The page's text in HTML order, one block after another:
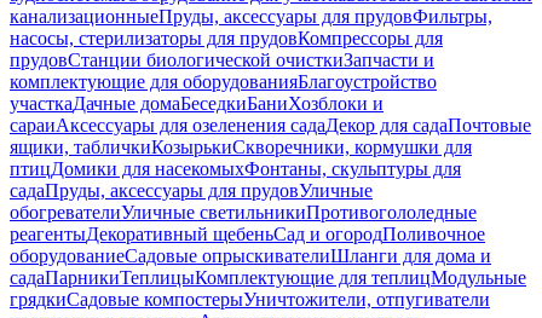
канализационныеПруды, аксессуары для прудовФильтры,
насосы, стерилизаторы для прудовКомпрессоры для
прудовСтанции биологической очисткиЗапчасти и
комплектующие для оборудованияБлагоустройство
участкаДачные домаБеседкиБаниХозблоки и
сараиАксессуары для озеленения садаДекор для садаПочтовые
ящики, табличкиКозырькиСкворечники, кормушки для
птицДомики для насекомыхФонтаны, скульптуры для
садаПруды, аксессуары для прудовУличные
обогревателиУличные светильникиПротивогололедные
реагентыДекоративный щебеньСад и огородПоливочное
оборудованиеСадовые опрыскивателиШланги для дома и
садаПарникиТеплицыКомплектующие для теплицМодульные
грядкиСадовые компостерыУничтожители, отпугиватели